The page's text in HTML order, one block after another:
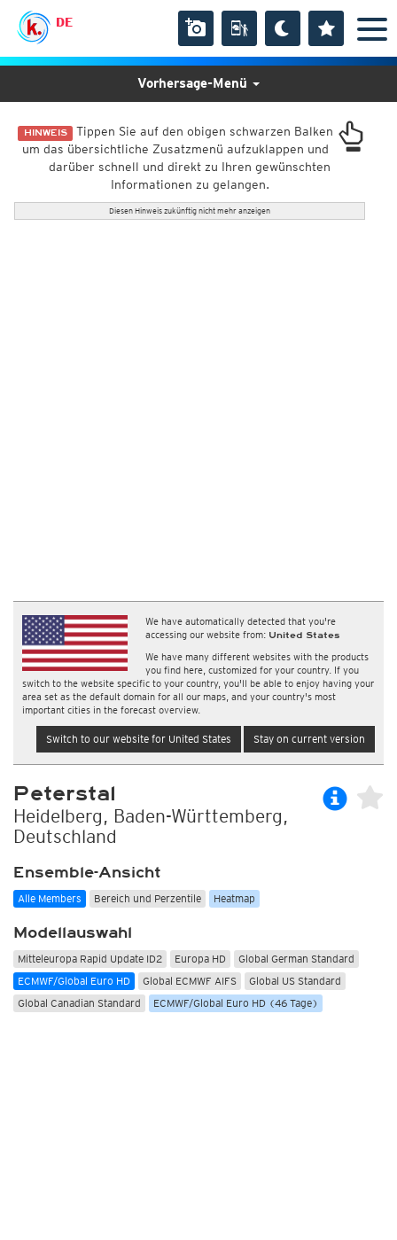
DE
HINWEIS Tippen Sie auf den obigen schwarzen Balken
um das übersichtliche Zusatzmenü aufzuklappen und
darüber schnell und direkt zu Ihren gewünschten
Informationen zu gelangen.
Diesen Hinweis zukünftig nicht mehr anzeigen
We have automatically detected that you're
accessing our website from: United States
We have many different websites with the products
you find here, customized for your country. If you
switch to the website specific to your country, you'll be able to enjoy having your
area set as the default domain for all our maps, and your country's most
important cities in the forecast overview.
Switch to our website for United States Stay on current version
Vorhersage-Menü
Peterstal
Heidelberg, Baden-Württemberg,
Deutschland
Ensemble-Ansicht
Alle Members Bereich und Perzentile Heatmap
Modellauswahl
Mitteleuropa Rapid Update ID2 Europa HD
Global German Standard
ECMWF/Global Euro HD
Global ECMWF AIFS
Global US Standard
Global Canadian Standard
ECMWF/Global Euro HD (46 Tage)